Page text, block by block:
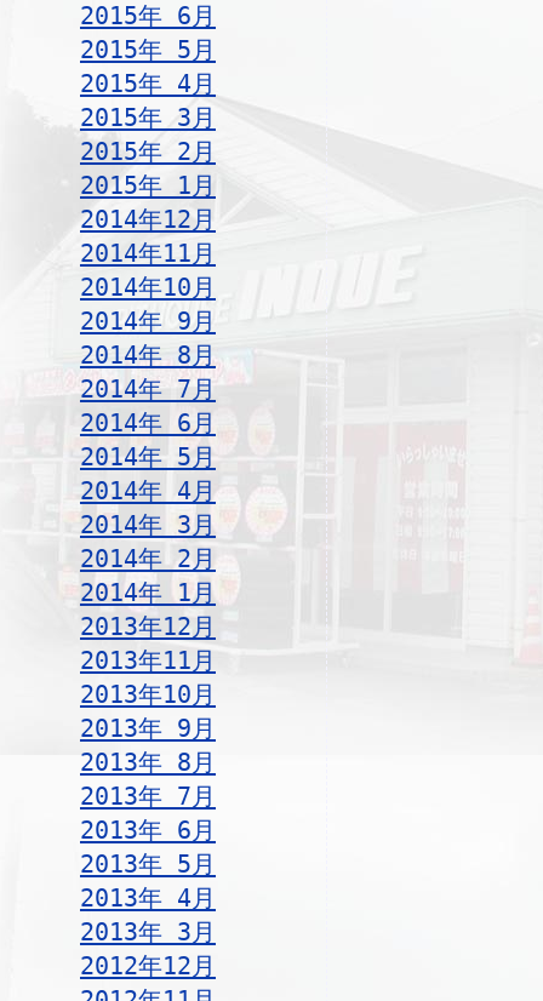
2015年 6月
2015年 5月
2015年 4月
2015年 3月
2015年 2月
2015年 1月
2014年12月
2014年11月
2014年10月
2014年 9月
2014年 8月
2014年 7月
2014年 6月
2014年 5月
2014年 4月
2014年 3月
2014年 2月
2014年 1月
2013年12月
2013年11月
2013年10月
2013年 9月
2013年 8月
2013年 7月
2013年 6月
2013年 5月
2013年 4月
2013年 3月
2012年12月